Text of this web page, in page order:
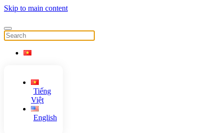
Skip to main content
Tiếng
Việt
English